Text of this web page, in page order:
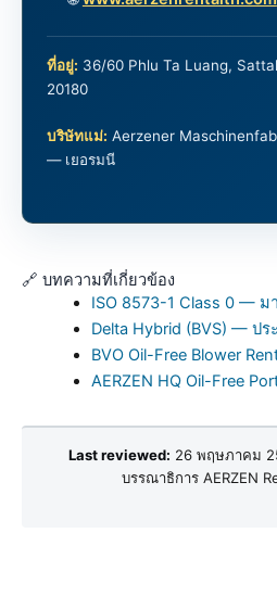
ที่อยู่: 36/60 Phlu Ta Luang,
20180
บริษัทแม่: Aerzener
— เยอรมนี
🔗 บทความที่เกี่ยวข้อง
ISO 8573-1 Class 0 — ม
Delta Hybrid (BVS) — ปร
BVO Oil-Free Blower
AERZEN HQ Oil-Free
Last reviewed: 26 พฤษภาคม
บรรณาธิการ AERZEN